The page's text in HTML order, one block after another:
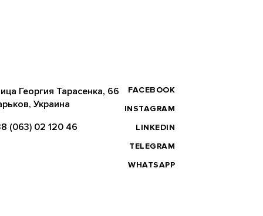
Георгия Тарасенка, 66
Украина
(063) 02 120 46
FACEBOOK
INSTAGRAM
LINKEDIN
TELEGRAM
WHATSAPP